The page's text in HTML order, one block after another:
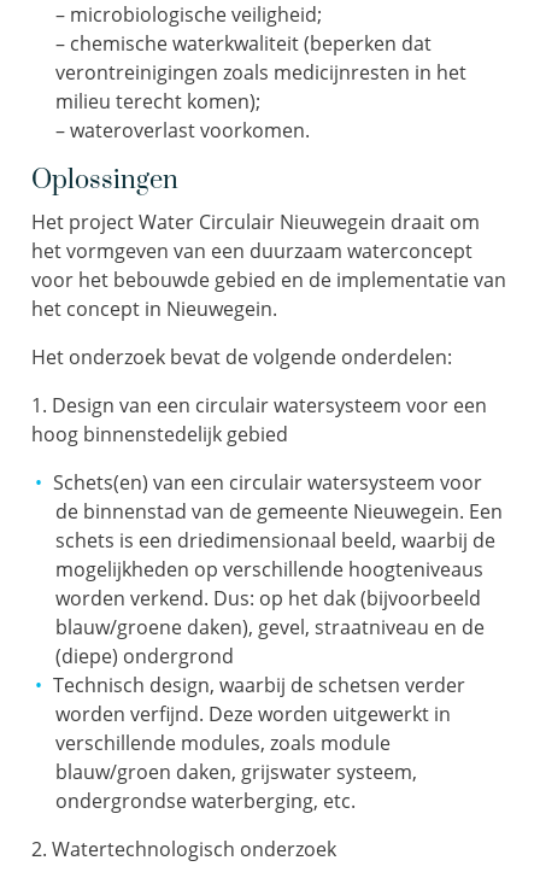
– microbiologische veiligheid;
– chemische waterkwaliteit (beperken dat
verontreinigingen zoals medicijnresten in het
milieu terecht komen);
– wateroverlast voorkomen.
Oplossingen
Het project Water Circulair Nieuwegein draait om
het vormgeven van een duurzaam waterconcept
voor het bebouwde gebied en de implementatie van
het concept in Nieuwegein.
Het onderzoek bevat de volgende onderdelen:
1. Design van een circulair watersysteem voor een
hoog binnenstedelijk gebied
Schets(en) van een circulair watersysteem voor
de binnenstad van de gemeente Nieuwegein. Een
schets is een driedimensionaal beeld, waarbij de
mogelijkheden op verschillende hoogteniveaus
worden verkend. Dus: op het dak (bijvoorbeeld
blauw/groene daken), gevel, straatniveau en de
(diepe) ondergrond
Technisch design, waarbij de schetsen verder
worden verfijnd. Deze worden uitgewerkt in
verschillende modules, zoals module
blauw/groen daken, grijswater systeem,
ondergrondse waterberging, etc.
2. Watertechnologisch onderzoek